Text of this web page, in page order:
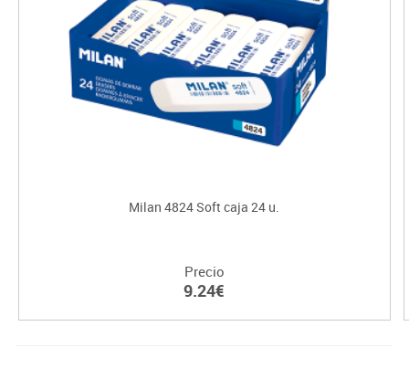
Milan 4824 Soft caja 24 u.
Precio
9.24€